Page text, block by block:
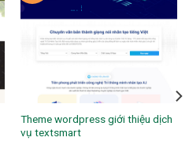
Theme wordpress giới thiệu dịch
vụ textsmart